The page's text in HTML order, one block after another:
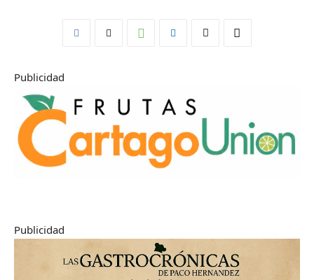
Publicidad
Publicidad